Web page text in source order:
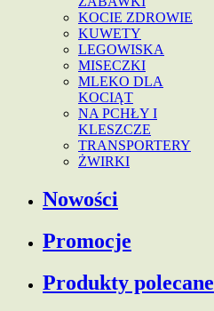
KOCIE ZDROWIE
KUWETY
LEGOWISKA
MISECZKI
MLEKO DLA
KOCIĄT
NA PCHŁY I
KLESZCZE
TRANSPORTERY
ŻWIRKI
Nowości
Promocje
Produkty polecane